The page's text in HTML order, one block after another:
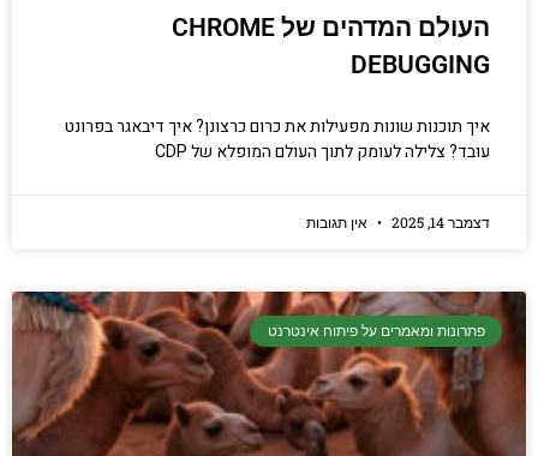
העולם המדהים של CHROME
DEBUGGING
איך תוכנות שונות מפעילות את כרום כרצונן? איך דיבאגר בפרונט
עובד? צלילה לעומק לתוך העולם המופלא של CDP
דצמבר 14, 2025 אין תגובות
פתרונות ומאמרים על פיתוח אינטרנט